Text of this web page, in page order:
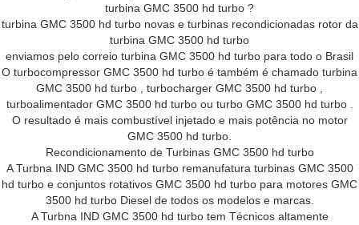
turbina GMC 3500 hd turbo ?
turbina GMC 3500 hd turbo novas e turbinas recondicionadas rotor da
turbina GMC 3500 hd turbo
enviamos pelo correio turbina GMC 3500 hd turbo para todo o Brasil
O turbocompressor GMC 3500 hd turbo é também é chamado turbina
GMC 3500 hd turbo , turbocharger GMC 3500 hd turbo ,
turboalimentador GMC 3500 hd turbo ou turbo GMC 3500 hd turbo .
O resultado é mais combustível injetado e mais potência no motor
GMC 3500 hd turbo.
Recondicionamento de Turbinas GMC 3500 hd turbo
A Turbna IND GMC 3500 hd turbo remanufatura turbinas GMC 3500
hd turbo e conjuntos rotativos GMC 3500 hd turbo para motores GMC
3500 hd turbo Diesel de todos os modelos e marcas.
A Turbna IND GMC 3500 hd turbo tem Técnicos altamente